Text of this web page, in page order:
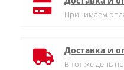
Принимаем
Доставка и
В тот же день